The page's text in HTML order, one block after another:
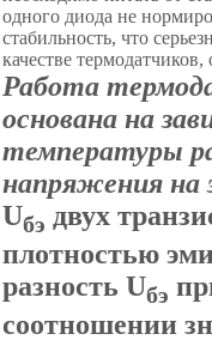
одного диода не
стабильность, что
качестве
Работа
основана на
температуры
напряжения на
Uбэ двух
плотностью
разность Uбэ
соотношении